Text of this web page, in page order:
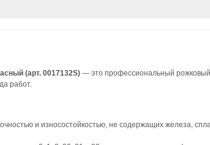
(арт. 0017132S) — это профессиональный
работ.
и износостойкостью, не содержащих железа,